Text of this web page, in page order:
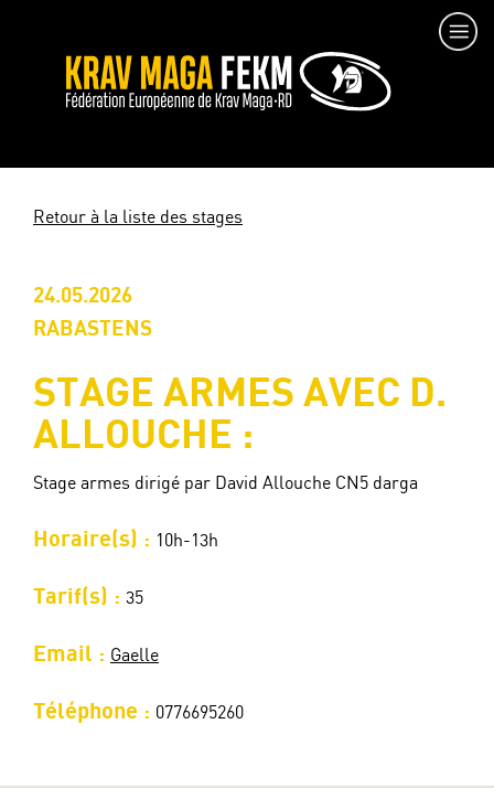
Retour à la liste des stages
24.05.2026
RABASTENS
STAGE ARMES AVEC D.
ALLOUCHE :
Stage armes dirigé par David Allouche CN5 darga
Horaire(s) : 10h-13h
Tarif(s) : 35
Email : Gaelle
Téléphone : 0776695260